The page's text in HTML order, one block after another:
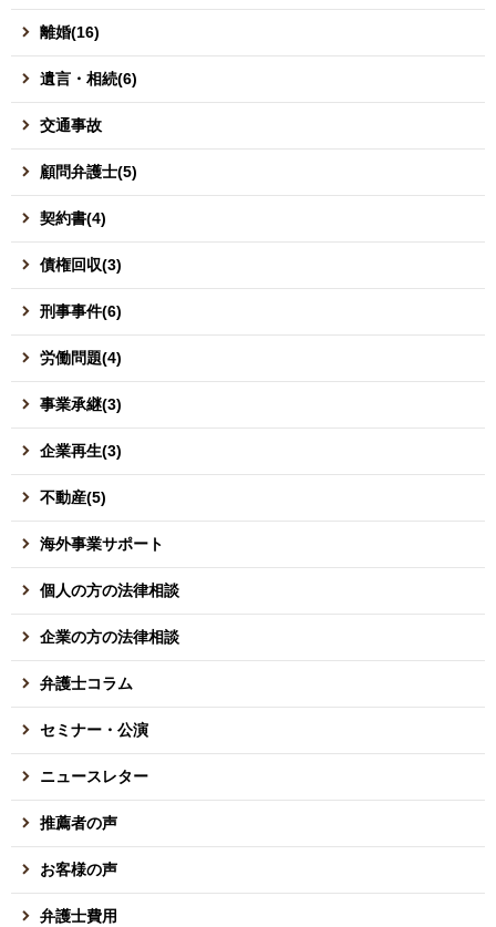
離婚(16)
遺言・相続(6)
交通事故
顧問弁護士(5)
契約書(4)
債権回収(3)
刑事事件(6)
労働問題(4)
事業承継(3)
企業再生(3)
不動産(5)
海外事業サポート
個人の方の法律相談
企業の方の法律相談
弁護士コラム
セミナー・公演
ニュースレター
推薦者の声
お客様の声
弁護士費用